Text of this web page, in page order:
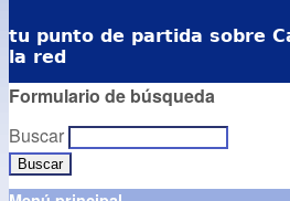
tu punto de partida sobre
la red
Formulario de búsqueda
Buscar